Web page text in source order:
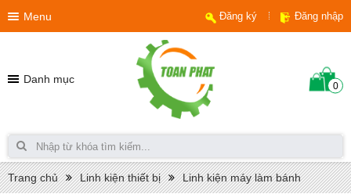
Menu Đăng ký Đăng nhập
Danh mục
0
Trang chủ Linh kiện thiết bị Linh kiện máy làm bánh